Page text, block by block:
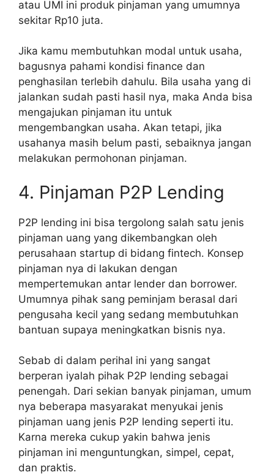
atau UMI ini produk pinjaman yang umumnya
sekitar Rp10 juta.
Jika kamu membutuhkan modal untuk usaha,
bagusnya pahami kondisi finance dan
penghasilan terlebih dahulu. Bila usaha yang di
jalankan sudah pasti hasil nya, maka Anda bisa
mengajukan pinjaman itu untuk
mengembangkan usaha. Akan tetapi, jika
usahanya masih belum pasti, sebaiknya jangan
melakukan permohonan pinjaman.
4. Pinjaman P2P Lending
P2P lending ini bisa tergolong salah satu jenis
pinjaman uang yang dikembangkan oleh
perusahaan startup di bidang fintech. Konsep
pinjaman nya di lakukan dengan
mempertemukan antar lender dan borrower.
Umumnya pihak sang peminjam berasal dari
pengusaha kecil yang sedang membutuhkan
bantuan supaya meningkatkan bisnis nya.
Sebab di dalam perihal ini yang sangat
berperan iyalah pihak P2P lending sebagai
penengah. Dari sekian banyak pinjaman, umum
nya beberapa masyarakat menyukai jenis
pinjaman uang jenis P2P lending seperti itu.
Karna mereka cukup yakin bahwa jenis
pinjaman ini menguntungkan, simpel, cepat,
dan praktis.